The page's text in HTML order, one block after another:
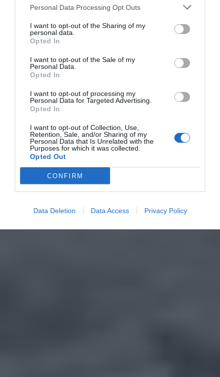
Personal Data Processing Opt Outs
I want to opt-out of the Sharing of my
personal data.
Opted In
I want to opt-out of the Sale of my
Personal Data.
Opted In
I want to opt-out of processing my
Personal Data for Targeted Advertising.
Opted In
I want to opt-out of Collection, Use,
Retention, Sale, and/or Sharing of my
Personal Data that Is Unrelated with the
Purposes for which it was collected.
Opted Out
CONFIRM
Data Deletion Data Access Privacy Policy